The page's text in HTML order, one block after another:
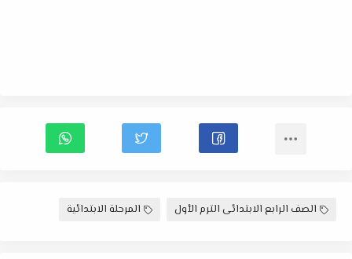
الصف الرابع الابتدائى الترم الأول المرحلة الابتدائية